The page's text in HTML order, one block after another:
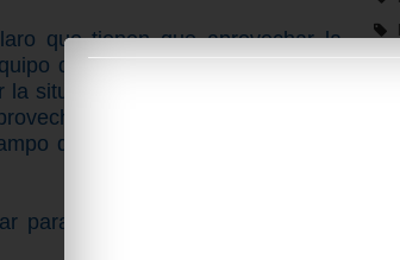
que tienen que aprovechar la
de La Línea y las ganas que
situación y de camino darle una
de los espacios que
de
para este encuentro con Pina y